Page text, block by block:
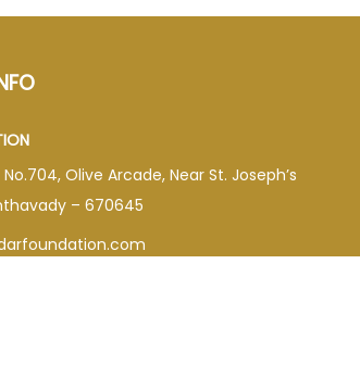
Olive Arcade, Near St. Joseph’s
– 670645